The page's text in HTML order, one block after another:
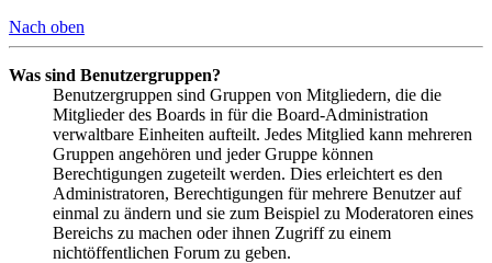
Nach oben
Was sind Benutzergruppen?
Benutzergruppen sind Gruppen von Mitgliedern, die die
Mitglieder des Boards in für die Board-Administration
verwaltbare Einheiten aufteilt. Jedes Mitglied kann mehreren
Gruppen angehören und jeder Gruppe können
Berechtigungen zugeteilt werden. Dies erleichtert es den
Administratoren, Berechtigungen für mehrere Benutzer auf
einmal zu ändern und sie zum Beispiel zu Moderatoren eines
Bereichs zu machen oder ihnen Zugriff zu einem
nichtöffentlichen Forum zu geben.